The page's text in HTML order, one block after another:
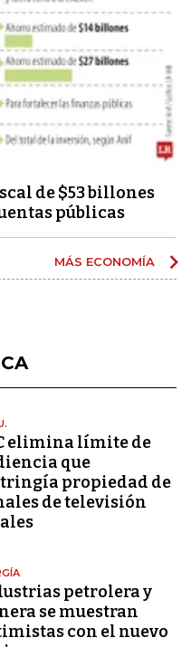
de $53 billones
públicas
MÁS ECONOMÍA
elimina límite de
que
propiedad de
de televisión
petrolera y
se muestran
con el nuevo